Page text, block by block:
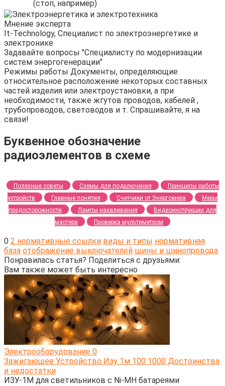
(стоп, например)
Мнение эксперта
It-Technology, Cпециалист по электроэнергетике и
электронике
Задавайте вопросы "Специалисту по модернизации
систем энергогенерации"
Режимы работы Документы, определяющие
относительное расположение некоторых составных
частей изделия или электроустановки, а при
необходимости, также жгутов проводов, кабелей ,
трубопроводов, световодов и т. Спрашивайте, я на
связи!
Буквенное обозначение
радиоэлементов в схеме
Полезные советы Схемы для подключения
Принципы работы
устройств
Главные понятия Счетчики от Энергомера
Меры
предосторожности
Лампы накаливания
Видеоинструкции для
мастера
Проверка мультиметром
0 2 нормативные ссылки виды и типы нормативная
база отображение выключателей шины и шинопровода
Понравилась статья? Поделиться с друзьями:
Вам также может быть интересно
Электрооборудование 0
Зажигающее Устройство Изу 1м 100 1000 Достоинства
и недостатки
ИЗУ-1М для светильников с Ni-MH батареями